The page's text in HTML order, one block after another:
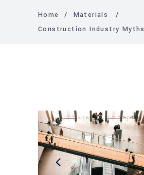
Home / Materials
/
Construction Industry Myths